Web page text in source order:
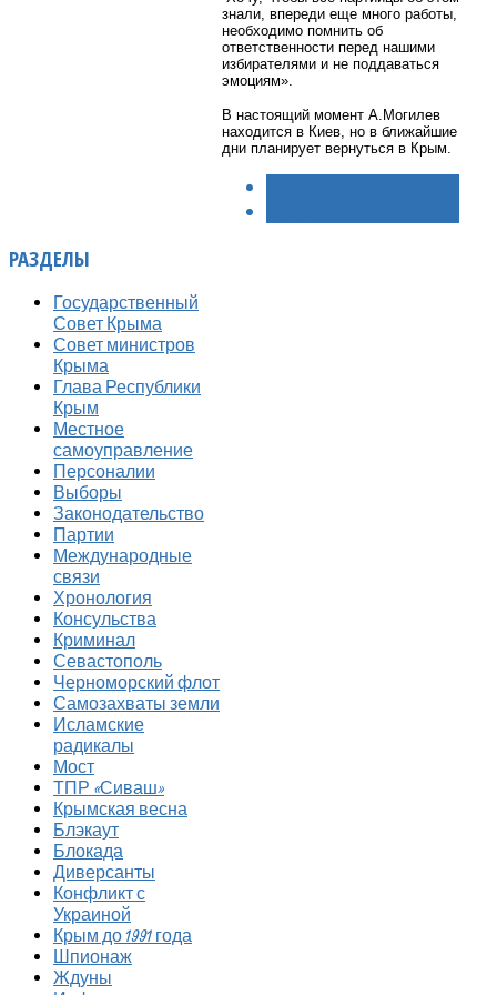
знали, впереди еще много работы,
необходимо помнить об
ответственности перед нашими
избирателями и не поддаваться
эмоциям».
В настоящий момент А.Могилев
находится в Киев, но в ближайшие
дни планирует вернуться в Крым.
РАЗДЕЛЫ
Государственный
Совет Крыма
Совет министров
Крыма
Глава Республики
Крым
Местное
самоуправление
Персоналии
Выборы
Законодательство
Партии
Международные
связи
Хронология
Консульства
Криминал
Севастополь
Черноморский флот
Самозахваты земли
Исламские
радикалы
Мост
ТПР «Сиваш»
Крымская весна
Блэкаут
Блокада
Диверсанты
Конфликт с
Украиной
Крым до 1991 года
Шпионаж
Ждуны